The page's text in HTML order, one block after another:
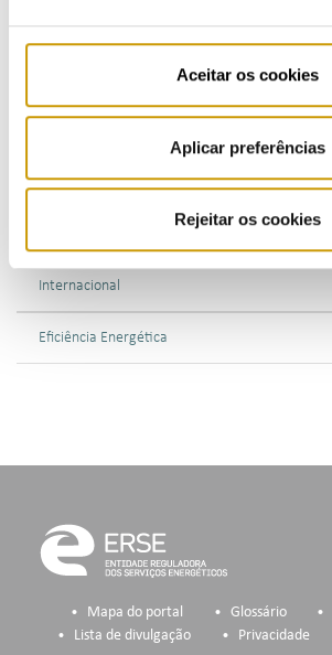
Aceitar os cookies
Aplicar preferências
Rejeitar os cookies
Supervisão
Sancionatória
Internacional
Eficiência Energética
Mapa do portal Glossário
Lista de divulgação
Privacidade